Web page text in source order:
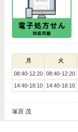
月 火
08:40-12:20 08:40-12:20
14:40-18:10
14:40-18:10
塚原 茂